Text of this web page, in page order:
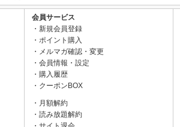
会員サービス
新規会員登録
ポイント購入
メルマガ確認・変更
会員情報・設定
購入履歴
クーポンBOX
月額解約
読み放題解約